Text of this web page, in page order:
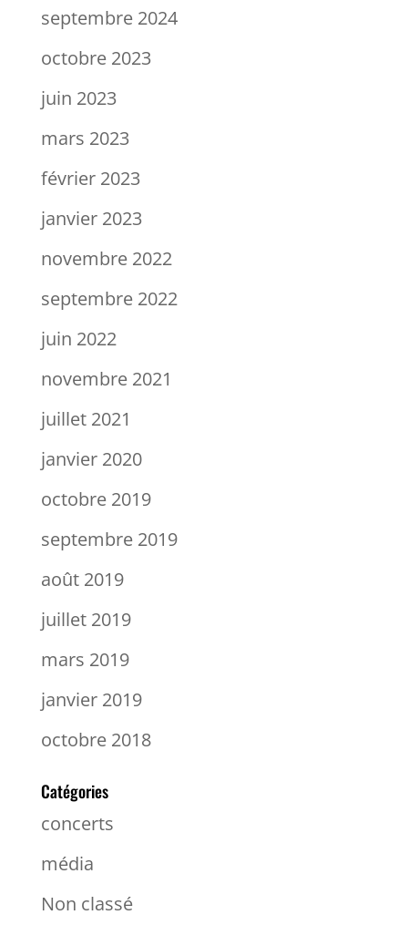
septembre 2024
octobre 2023
juin 2023
mars 2023
février 2023
janvier 2023
novembre 2022
septembre 2022
juin 2022
novembre 2021
juillet 2021
janvier 2020
octobre 2019
septembre 2019
août 2019
juillet 2019
mars 2019
janvier 2019
octobre 2018
Catégories
concerts
média
Non classé